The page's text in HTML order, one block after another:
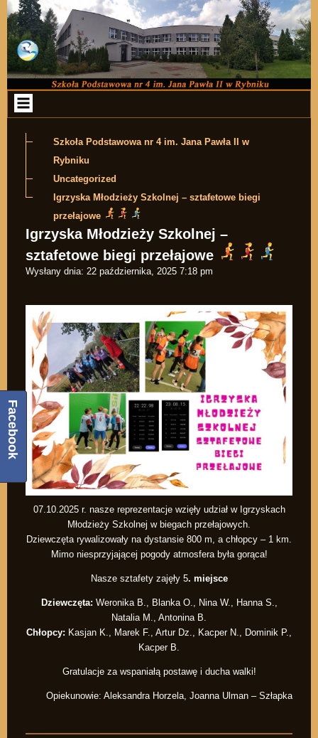
Przejdź do zawartości
Szkoła Podstawowa nr 4 im. Jana Pawła II w
Rybniku
Uncategorized
Igrzyska Młodzieży Szkolnej – sztafetowe biegi
przełajowe
Igrzyska Młodzieży Szkolnej –
sztafetowe biegi przełajowe
Wysłany dnia: 22 października, 2025 7:18 pm
07.10.2025 r. nasze reprezentacje wzięły udział w Igrzyskach
Młodzieży Szkolnej w biegach przełajowych.
Dziewczęta rywalizowały na dystansie 800 m, a chłopcy – 1 km.
Mimo niesprzyjającej pogody atmosfera była gorąca!
Nasze sztafety zajęły 5. miejsce
Dziewczęta: Weronika B., Blanka O., Nina W., Hanna S.,
Natalia M., Antonina B.
Chłopcy: Kasjan K., Marek F., Artur Dz., Kacper N., Dominik P.,
Kacper B.
Gratulacje za wspaniałą postawę i ducha walki!
Opiekunowie: Aleksandra Horzela, Joanna Ulman – Szłapka
Facebook